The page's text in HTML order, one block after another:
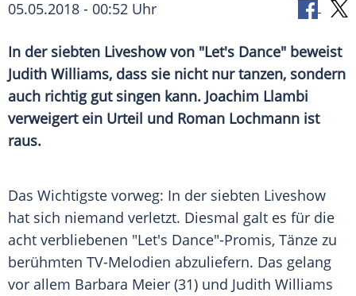
05.05.2018 - 00:52 Uhr
In der siebten Liveshowvon "Let's Dance" beweist
Judith Williams, dass sie nicht nur tanzen, sondern
auch richtig gut singen kann. Joachim Llambi
verweigert ein Urteil und Roman Lochmann ist
raus.
Das Wichtigste vorweg: In der siebten Liveshow
hat sich niemand verletzt. Diesmal galt es für die
acht verbliebenen "Let's Dance"-Promis, Tänze zu
berühmten TV-Melodien abzuliefern. Das gelang
vor allem Barbara Meier (31) und Judith Williams